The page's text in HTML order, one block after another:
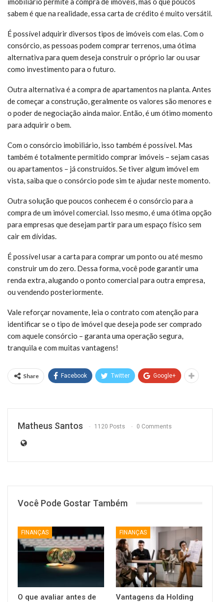
sabem é que na realidade, essa carta de crédito é muito versátil.
É possível adquirir diversos tipos de imóveis com elas. Com o
consórcio, as pessoas podem comprar terrenos, uma ótima
alternativa para quem deseja construir o próprio lar ou usar
como investimento para o futuro.
Outra alternativa é a compra de apartamentos na planta. Antes
de começar a construção, geralmente os valores são menores e
o poder de negociação ainda maior. Então, é um ótimo momento
para adquirir o bem.
Com o consórcio imobiliário, isso também é possível. Mas
também é totalmente permitido comprar imóveis – sejam casas
ou apartamentos – já construídos. Se tiver algum imóvel em
vista, saiba que o consórcio pode sim te ajudar neste momento.
Outra solução que poucos conhecem é o consórcio para a
compra de um imóvel comercial. Isso mesmo, é uma ótima opção
para empresas que desejam partir para um espaço físico sem
cair em dívidas.
É possível usar a carta para comprar um ponto ou até mesmo
construir um do zero. Dessa forma, você pode garantir uma
renda extra, alugando o ponto comercial para outra empresa,
ou vendendo posteriormente.
Vale reforçar novamente, leia o contrato com atenção para
identificar se o tipo de imóvel que deseja pode ser comprado
com aquele consórcio – garanta uma operação segura,
tranquila e com muitas vantagens!
Share Facebook Twitter Google+
Matheus Santos 1120 Posts 0 Comments
Você Pode Gostar Também
FINANÇAS
O que avaliar antes de
FINANÇAS
Vantagens da Holding